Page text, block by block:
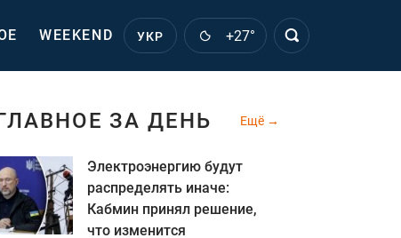
WEEKEND УКР +27°
ЗА ДЕНЬ Ещё
Электроэнергию будут
распределять иначе:
Кабмин принял решение,
что изменится